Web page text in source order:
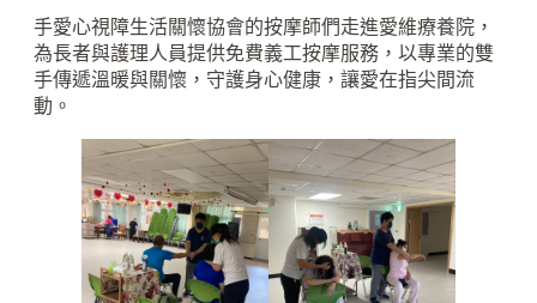
手愛心視障生活關懷協會的按摩師們走進愛維療養院，
為長者與護理人員提供免費義工按摩服務，以專業的雙
手傳遞溫暖與關懷，守護身心健康，讓愛在指尖間流
動。